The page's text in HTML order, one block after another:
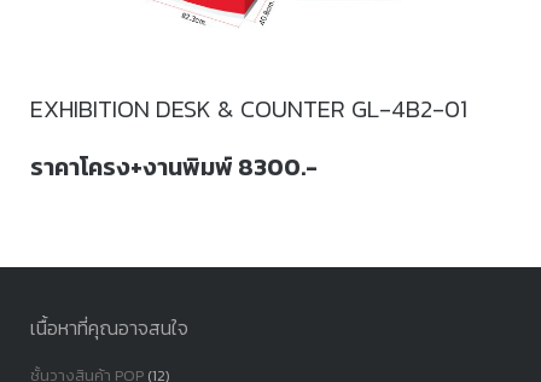
EXHIBITION DESK & COUNTER GL-4B2-01
ราคาโครง+งานพิมพ์ 8300.-
เนื้อหาที่คุณอาจสนใจ
ชั้นวางสินค้า POP(12)